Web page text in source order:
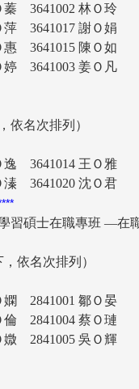
蓁 3641002 林Ｏ
萍 3641017 謝Ｏ
惠 3641015 陳Ｏ
婷 3641003 姜Ｏ
依名次排列）
逸 3641014 王Ｏ
3641020 沈Ｏ君
學習碩士在職專班 —
，依名次排列）
嫻 2841001 鄒Ｏ
倫 2841004 蔡Ｏ
媺 2841005 吳Ｏ